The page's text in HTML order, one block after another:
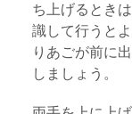
ち上げるとき
識して行うと
りあごが前に
しましょう。